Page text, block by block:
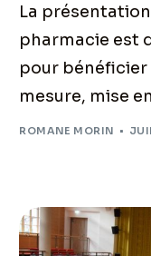
La
pharmacie est
pour
mesure, mise
ROMANE MORIN